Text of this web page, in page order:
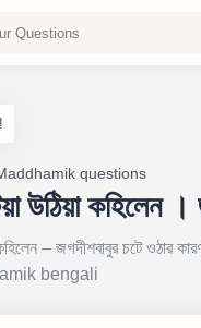
questions
উঠিয়া কহিলেন
– জগদীশবাবুর চটে ওঠার
bengali